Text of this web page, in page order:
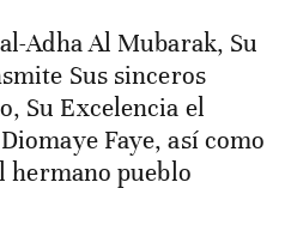
Adha Al Mubarak, Su
Sus sinceros
Su Excelencia el
Faye, así como
hermano pueblo